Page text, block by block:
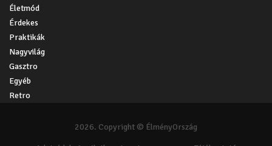
Életmód
Érdekes
Praktikák
Nagyvilág
Gasztro
Egyéb
Retro
2026. Copyright © ÉlményOrszág